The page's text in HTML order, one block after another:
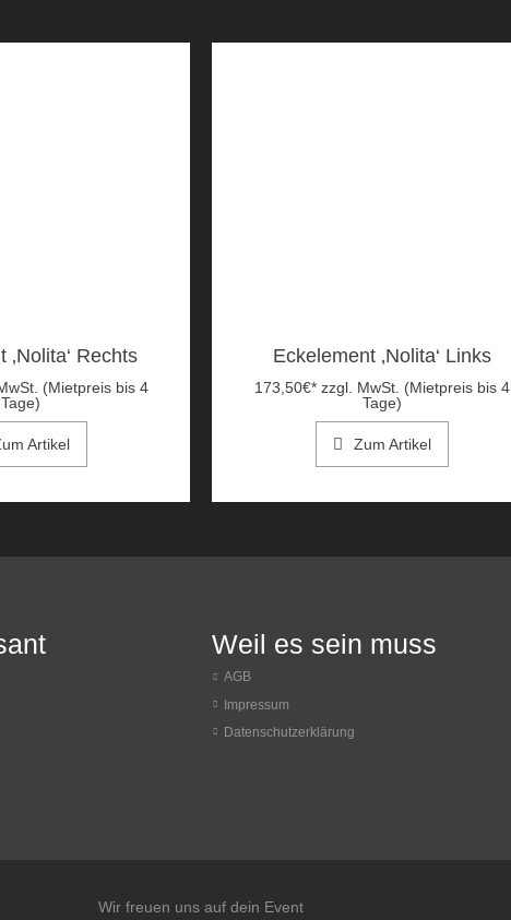
‚Nolita‘ Rechts
(Mietpreis bis 4
Tage)
Artikel
Eckelement ‚Nolita‘ Links
173,50€* zzgl. MwSt. (Mietpreis bis 4
Tage)
Zum Artikel
Weil es sein muss
AGB
Impressum
Datenschutzerklärung
Wir freuen uns auf dein Event